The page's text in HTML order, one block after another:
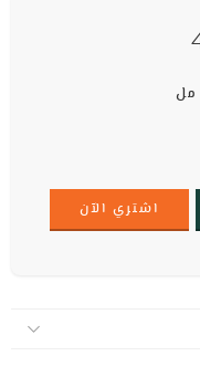
اشتري الآن